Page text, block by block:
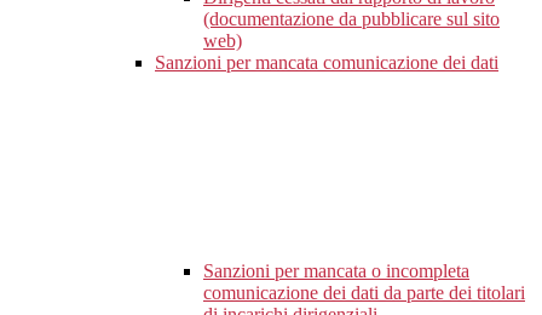
(documentazione da pubblicare sul sito
web)
Sanzioni per mancata comunicazione dei dati
Sanzioni per mancata o incompleta
comunicazione dei dati da parte dei titolari